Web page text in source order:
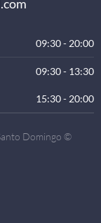
09:30 - 20:00
09:30 - 13:30
15:30 - 20:00
Domingo ©